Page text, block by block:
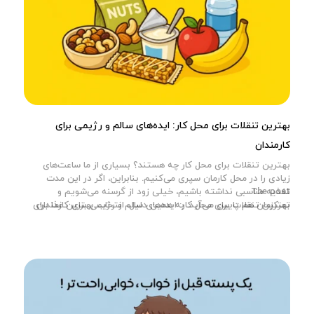
بهترین تنقلات برای محل کار: ایده‌های سالم و رژیمی برای
کارمندان
بهترین تنقلات برای محل کار چه هستند؟ بسیاری از ما ساعت‌های
زیادی را در محل کارمان سپری می‌کنیم. بنابراین، اگر در این مدت
تغذیه مناسبی نداشته باشیم، خیلی زود از گرسنه می‌شویم و
تمرکزمان هم پایین می‌آید. به همین دلیل، انتخاب بهترین غذا برای
The post
بهترین تنقلات برای محل کار: ایده‌های سالم و رژیمی برای کارمندان